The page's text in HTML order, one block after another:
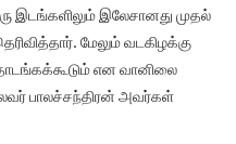
இடங்களிலும் இலேசானது முதல்
மேலும் வடகிழக்கு
என வானிலை
பாலச்சந்திரன் அவர்கள்